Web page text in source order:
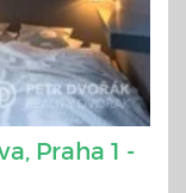
Praha 1 -